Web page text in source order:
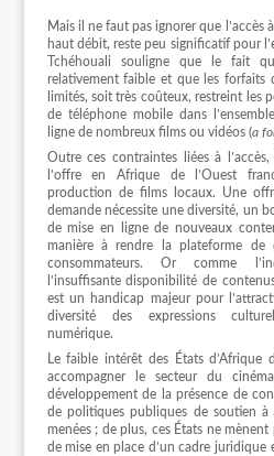
Mais il ne faut pas ignorer que l’accès
haut débit, reste peu significatif pour
Tchéhouali souligne que le fait
relativement faible et que les forfaits
limités, soit très coûteux, restreint les
de téléphone mobile dans
ligne de nombreux films ou vidéos (a
Outre ces contraintes liées à
l’offre en Afrique de l’Ouest
production de films locaux. Une
demande nécessite une diversité, un
de mise en ligne de nouveaux
manière à rendre la plateforme de
consommateurs. Or comme
l’insuffisante disponibilité de
est un handicap majeur pour
diversité des expressions
numérique.
Le faible intérêt des États d’Afrique
accompagner le secteur du
développement de la présence de
de politiques publiques de soutien
menées ; de plus, ces États ne
de mise en place d’un cadre juridique